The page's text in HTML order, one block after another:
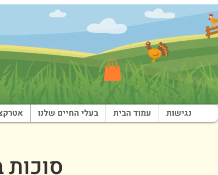
נגישות עמוד הבית בעלי החיים שלנו